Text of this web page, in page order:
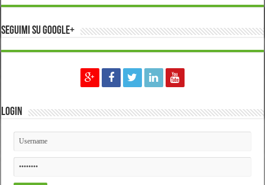
Seguimi su Google+
Login